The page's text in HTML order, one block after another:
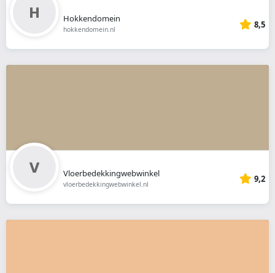
Hokkendomein
hokkendomein.nl 8,5
Vloerbedekkingwebwinkel
vloerbedekkingwebwinkel.nl 9,2